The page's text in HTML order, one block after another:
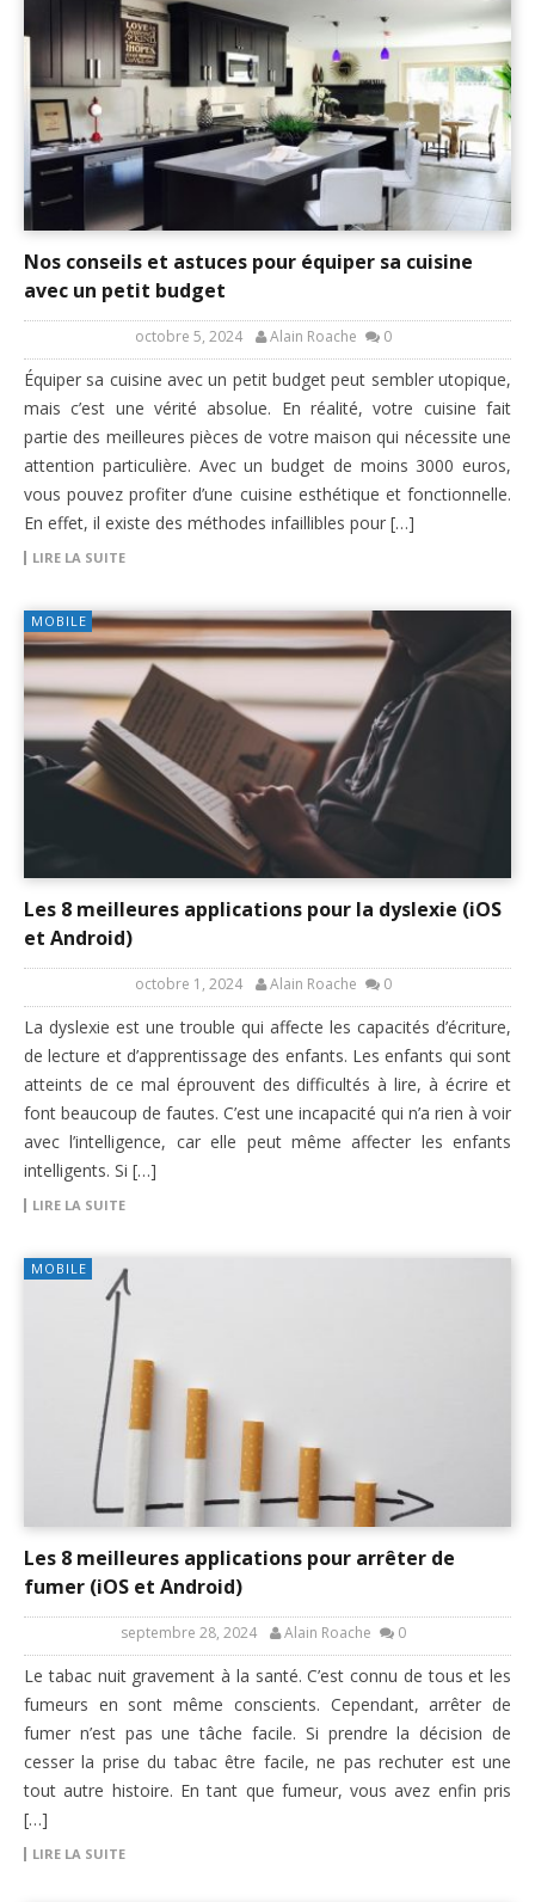
Nos conseils et astuces pour équiper sa cuisine
avec un petit budget
octobre 5, 2024 Alain Roache 0
Équiper sa cuisine avec un petit budget peut sembler utopique,
mais c’est une vérité absolue. En réalité, votre cuisine fait
partie des meilleures pièces de votre maison qui nécessite une
attention particulière. Avec un budget de moins 3000 euros,
vous pouvez profiter d’une cuisine esthétique et fonctionnelle.
En effet, il existe des méthodes infaillibles pour […]
LIRE LA SUITE
MOBILE
Les 8 meilleures applications pour la dyslexie (iOS
et Android)
octobre 1, 2024 Alain Roache 0
La dyslexie est une trouble qui affecte les capacités d’écriture,
de lecture et d’apprentissage des enfants. Les enfants qui sont
atteints de ce mal éprouvent des difficultés à lire, à écrire et
font beaucoup de fautes. C’est une incapacité qui n’a rien à voir
avec l’intelligence, car elle peut même affecter les enfants
intelligents. Si […]
LIRE LA SUITE
MOBILE
Les 8 meilleures applications pour arrêter de
fumer (iOS et Android)
septembre 28, 2024 Alain Roache 0
Le tabac nuit gravement à la santé. C’est connu de tous et les
fumeurs en sont même conscients. Cependant, arrêter de
fumer n’est pas une tâche facile. Si prendre la décision de
cesser la prise du tabac être facile, ne pas rechuter est une
tout autre histoire. En tant que fumeur, vous avez enfin pris
[…]
LIRE LA SUITE